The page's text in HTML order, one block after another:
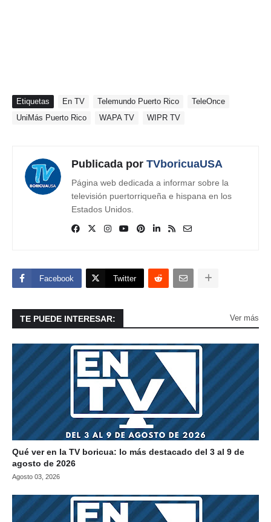
Etiquetas En TV Telemundo Puerto Rico
TeleOnce
UniMás Puerto Rico
WAPA TV WIPR TV
Publicada por TVboricuaUSA
Página web dedicada a informar sobre la
televisión puertorriqueña e hispana en los
Estados Unidos.
Facebook Twitter
TE PUEDE INTERESAR: Ver más
Qué ver en la TV boricua: lo más destacado del 3 al 9 de
agosto de 2026
Agosto 03, 2026